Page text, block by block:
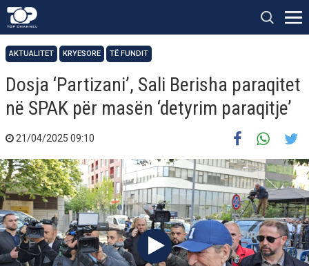
AKTUALITET KRYESORE TË FUNDIT
Dosja ‘Partizani’, Sali Berisha paraqitet
në SPAK për masën ‘detyrim paraqitje’
21/04/2025 09:10